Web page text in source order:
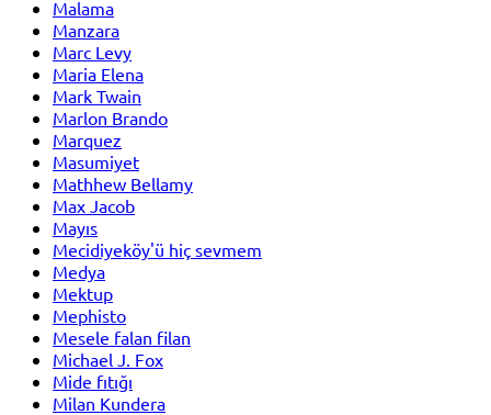
Malama
Manzara
Marc Levy
Maria Elena
Mark Twain
Marlon Brando
Marquez
Masumiyet
Mathhew Bellamy
Max Jacob
Mayıs
Mecidiyeköy'ü hiç sevmem
Medya
Mektup
Mephisto
Mesele falan filan
Michael J. Fox
Mide fıtığı
Milan Kundera